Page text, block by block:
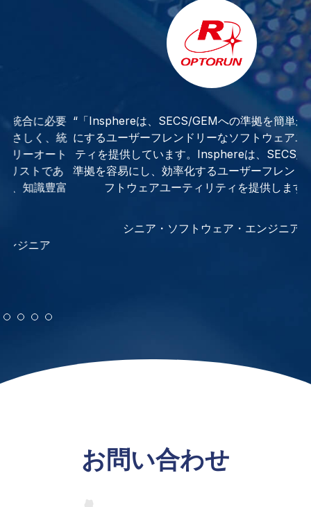
“「Insphereは、SECS/GEMへの準拠を簡単かつ効率的
にするユーザーフレンドリーなソフトウェアユーティリ
ティを提供しています。Insphereは、SECS/GEMへの
準拠を容易にし、効率化するユーザーフレンドリーなソ
フトウェアユーティリティを提供します。”
シニア・ソフトウェア・エンジニア
“
お問い合わせ